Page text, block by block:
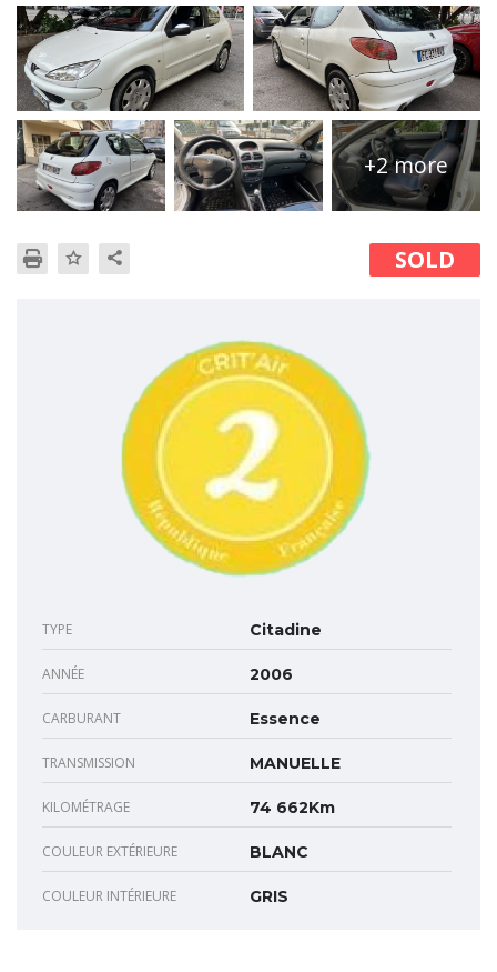
SOLD
+2 more
TYPE Citadine
ANNÉE 2006
CARBURANT Essence
TRANSMISSION MANUELLE
KILOMÉTRAGE 74 662Km
COULEUR EXTÉRIEURE BLANC
COULEUR INTÉRIEURE GRIS